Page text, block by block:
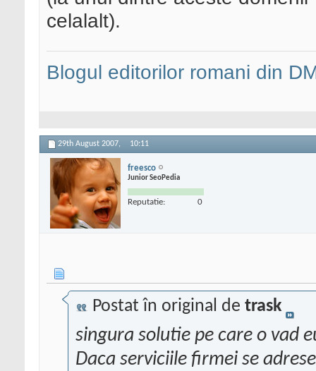
celalalt).
Blogul editorilor romani din
29th August 2007, 10:11
freesco
Junior SeoPedia
Reputatie: 0
Postat în original de trask
singura solutie pe care o vad
Daca serviciile firmei se